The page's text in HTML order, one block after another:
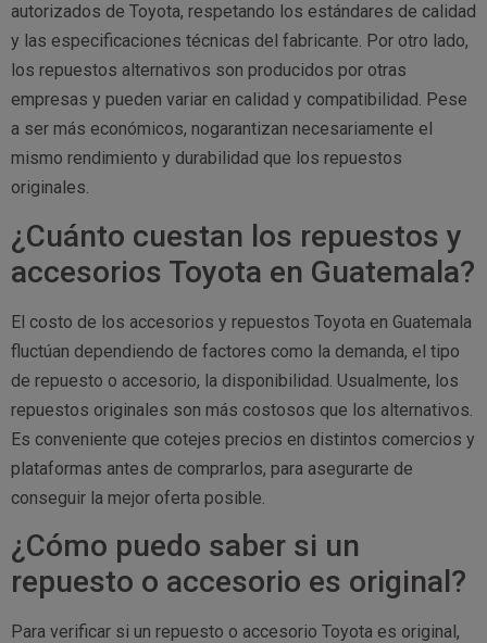
autorizados de Toyota, respetando los estándares de calidad
y las especificaciones técnicas del fabricante. Por otro lado,
los repuestos alternativos son producidos por otras
empresas y pueden variar en calidad y compatibilidad. Pese
a ser más económicos, nogarantizan necesariamente el
mismo rendimiento y durabilidad que los repuestos
originales.
¿Cuánto cuestan los repuestos y
accesorios Toyota en Guatemala?
El costo de los accesorios y repuestos Toyota en Guatemala
fluctúan dependiendo de factores como la demanda, el tipo
de repuesto o accesorio, la disponibilidad. Usualmente, los
repuestos originales son más costosos que los alternativos.
Es conveniente que cotejes precios en distintos comercios y
plataformas antes de comprarlos, para asegurarte de
conseguir la mejor oferta posible.
¿Cómo puedo saber si un
repuesto o accesorio es original?
Para verificar si un repuesto o accesorio Toyota es original,